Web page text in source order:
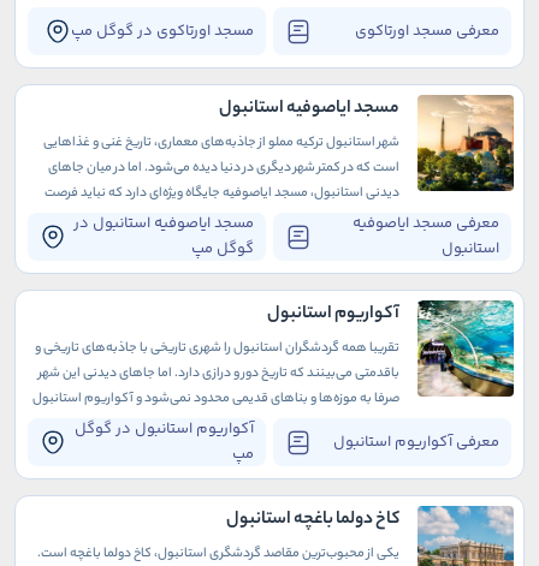
معرفی مسجد اورتاکوی مسجد اورتاکوی در گوگل مپ
مسجد ایاصوفیه استانبول
معرفی مسجد ایاصوفیه
استانبول
مسجد ایاصوفیه استانبول در
گوگل مپ
شهر استانبول ترکیه مملو از جاذبه‌های معماری، تاریخ غنی و غذاهایی
است که در کمتر شهر دیگری در دنیا دیده می‌شود. اما در میان جاهای
دیدنی استانبول، مسجد ایاصوفیه جایگاه ویژه‌ای دارد که نباید فرصت
بازدید از آن را در سفر به این گوشه از دنیا از دست بدهید.
آکواریوم استانبول
معرفی آکواریوم استانبول
آکواریوم استانبول در گوگل
مپ
تقریبا همه گردشگران استانبول را شهری تاریخی با جاذبه‌های تاریخی و
باقدمتی می‌بینند که تاریخ دور و درازی دارد. اما جاهای دیدنی این شهر
صرفا به موزه‌ها و بناهای قدیمی محدود نمی‌شود و آکواریوم استانبول
کاخ دولما باغچه استانبول
یکی از محبوب‌ترین مقاصد گردشگری استانبول، کاخ دولما باغچه است.